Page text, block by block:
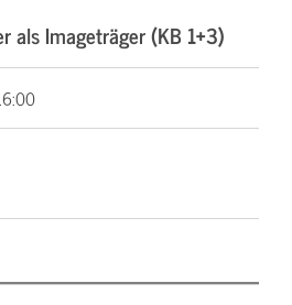
als Imageträger (KB 1+3)